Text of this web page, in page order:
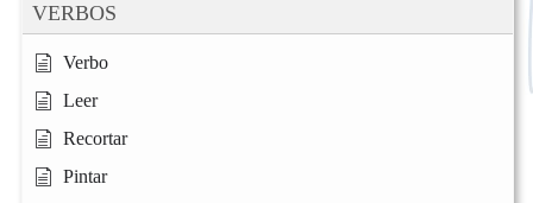
VERBOS
Verbo
Leer
Recortar
Pintar